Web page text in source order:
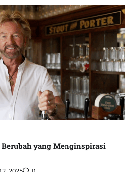
yang Menginspirasi